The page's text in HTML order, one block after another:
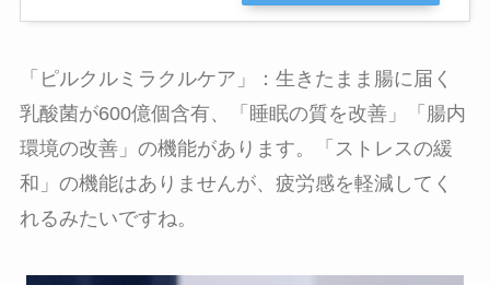
「ピルクルミラクルケア」： 生きたまま腸に届く
乳酸菌が600億個含有、「睡眠の質を改善」「腸内
環境の改善」の機能があります。「ストレスの緩
和」の機能はありませんが、疲労感を軽減してく
れるみたいですね。